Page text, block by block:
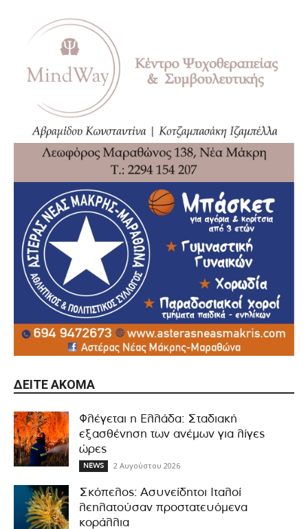
ΔΕΊΤΕ ΑΚΌΜΑ
Φλέγεται η Ελλάδα: Σταδιακή
εξασθένηση των ανέμων για λίγες
ώρες
NEWS 2 Αυγούστου 2026
Σκόπελος: Ασυνείδητοι Ιταλοί
λεηλατούσαν προστατευόμενα
κοράλλια